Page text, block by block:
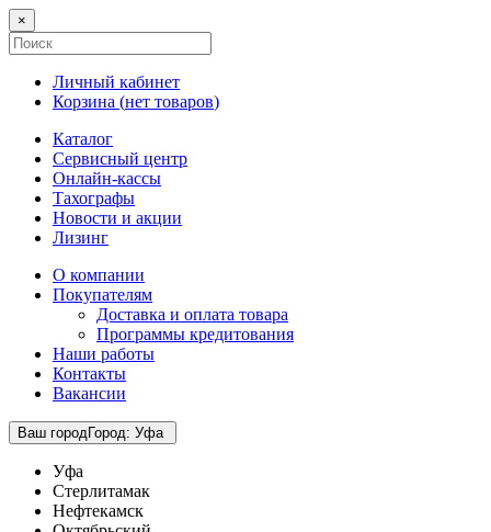
×
Личный кабинет
Корзина (нет товаров)
Каталог
Сервисный центр
Онлайн-кассы
Тахографы
Новости и акции
Лизинг
О компании
Покупателям
Доставка и оплата товара
Программы кредитования
Наши работы
Контакты
Вакансии
Ваш городГород: Уфа
Уфа
Стерлитамак
Нефтекамск